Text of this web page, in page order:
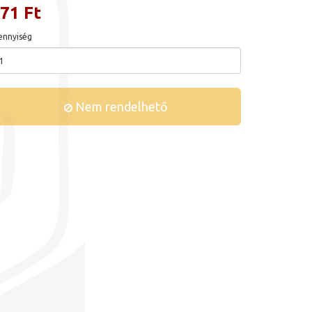
Ft
Nem rendelhető